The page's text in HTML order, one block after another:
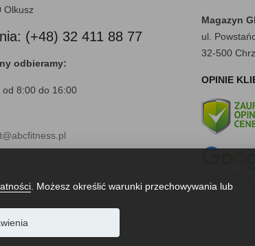
Olkusz
(+48) 32 411 88 77
odbieramy:
od 8:00 do 16:00
Magazyn
ul.
32-500
OPINIE
. Możesz określić warunki przechowywania lub